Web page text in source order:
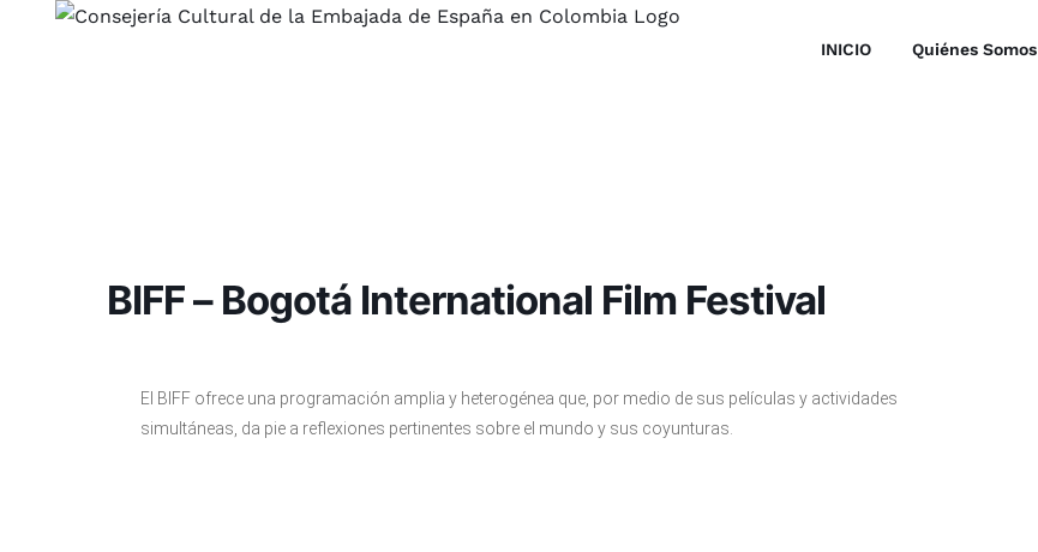
INICIO Quiénes Somos
BIFF – Bogotá International Film Festival
El BIFF ofrece una programación amplia y heterogénea que, por medio de sus películas y actividades
simultáneas, da pie a reflexiones pertinentes sobre el mundo y sus coyunturas.